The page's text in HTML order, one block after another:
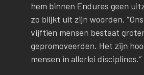
hem binnen Endures geen
zo blijkt uit zijn woorden.
vijftien mensen bestaat
gepromoveerden. Het zijn
mensen in allerlei disciplines.”